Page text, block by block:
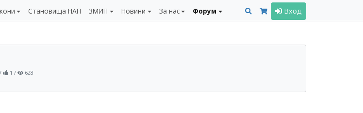
Становища НАП ЗМИП Новини За нас Форум Вход
/ 1 / 628